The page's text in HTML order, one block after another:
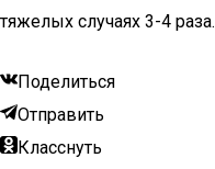
тяжелых случаях 3-4 раза.
Поделиться
Отправить
Класснуть